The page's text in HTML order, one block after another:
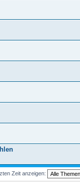
Zeit anzeigen: